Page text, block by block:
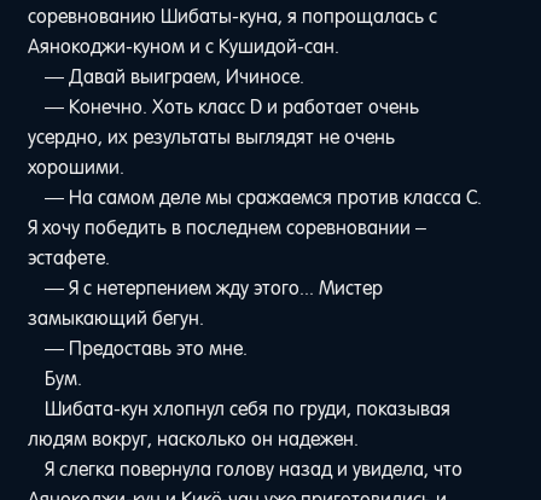
соревнованию Шибаты-куна, я попрощалась с
Аянокоджи-куном и с Кушидой-сан.
— Давай выиграем, Ичиносе.
— Конечно. Хоть класс D и работает очень
усердно, их результаты выглядят не очень
хорошими.
— На самом деле мы сражаемся против класса С.
Я хочу победить в последнем соревновании –
эстафете.
— Я с нетерпением жду этого... Мистер
замыкающий бегун.
— Предоставь это мне.
Бум.
Шибата-кун хлопнул себя по груди, показывая
людям вокруг, насколько он надежен.
Я слегка повернула голову назад и увидела, что